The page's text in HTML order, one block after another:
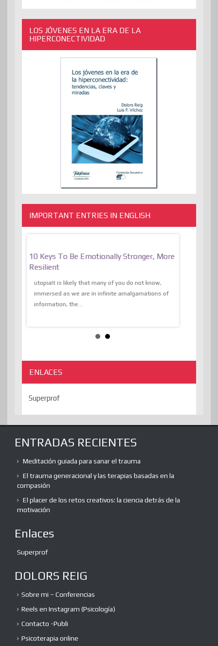
LOS JÓVENES EN LA ERA DE LA
HIPERCONECTIVIDAD
IMPORTANT ENTRIES IN ENGLISH
10 Keys To Be Emotionally Stronger, More
Resilient
utopiaIt is likely that many of you do not know,
immersed as we are in infinite amalgamations of
information, the...
ENLACES
Superprof
ENTRADAS RECIENTES
Meditación guiada para sanar el trauma
El trauma generacional y las terapias basadas en la
compasión
El placer de los retos creativos: la ciencia detrás de la
motivación
Enlaces
Superprof
DOLORS REIG
Sobre mi – Conferencias
Reels en Instagram (Psicología)
Contacto -Publi
Psicoterapia online